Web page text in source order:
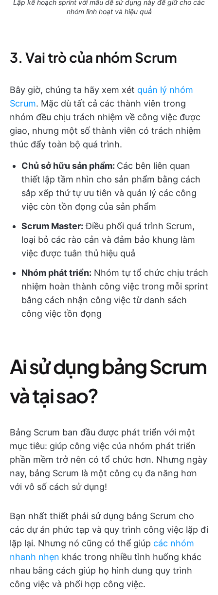
Lập kế hoạch sprint với mẫu dễ sử dụng này để giữ cho các
nhóm linh hoạt và hiệu quả
3. Vai trò của nhóm Scrum
Bây giờ, chúng ta hãy xem xét quản lý nhóm
Scrum. Mặc dù tất cả các thành viên trong
nhóm đều chịu trách nhiệm về công việc được
giao, nhưng một số thành viên có trách nhiệm
thúc đẩy toàn bộ quá trình.
Chủ sở hữu sản phẩm: Các bên liên quan
thiết lập tầm nhìn cho sản phẩm bằng cách
sắp xếp thứ tự ưu tiên và quản lý các công
việc còn tồn đọng của sản phẩm
Scrum Master: Điều phối quá trình Scrum,
loại bỏ các rào cản và đảm bảo khung làm
việc được tuân thủ hiệu quả
Nhóm phát triển: Nhóm tự tổ chức chịu trách
nhiệm hoàn thành công việc trong mỗi sprint
bằng cách nhận công việc từ danh sách
công việc tồn đọng
Ai sử dụng bảng Scrum
và tại sao?
Bảng Scrum ban đầu được phát triển với một
mục tiêu: giúp công việc của nhóm phát triển
phần mềm trở nên có tổ chức hơn. Nhưng ngày
nay, bảng Scrum là một công cụ đa năng hơn
với vô số cách sử dụng!
Bạn nhất thiết phải sử dụng bảng Scrum cho
các dự án phức tạp và quy trình công việc lặp đi
lặp lại. Nhưng nó cũng có thể giúp các nhóm
nhanh nhẹn khác trong nhiều tình huống khác
nhau bằng cách giúp họ hình dung quy trình
công việc và phối hợp công việc.